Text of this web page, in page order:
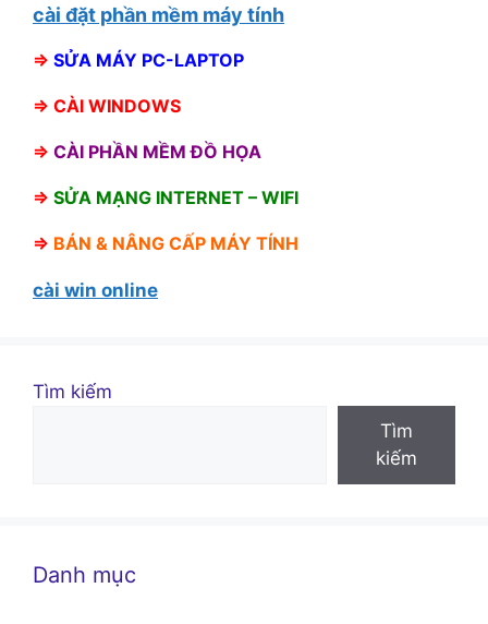
cài đặt phần mềm máy tính
⇒ SỬA MÁY PC-LAPTOP
⇒ CÀI WINDOWS
⇒ CÀI PHẦN MỀM ĐỒ HỌA
⇒ SỬA MẠNG INTERNET – WIFI
⇒ BÁN & NÂNG CẤP MÁY TÍNH
cài win online
Tìm kiếm
Tìm
kiếm
Danh mục